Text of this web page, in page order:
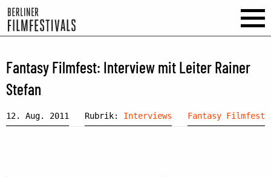
Fantasy Filmfest: Interview mit Leiter Rainer
Stefan
12. Aug. 2011 Rubrik: Interviews Fantasy Filmfest